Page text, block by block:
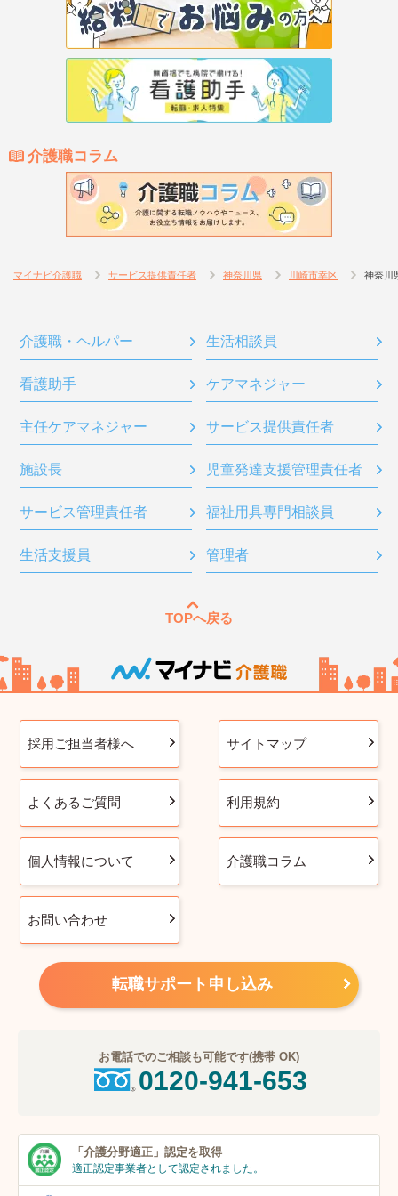
介護職コラム
マイナビ介護職 サービス提供責任者 神奈川県 川崎市幸区 神奈川
介護職・ヘルパー 生活相談員
看護助手 ケアマネジャー
主任ケアマネジャー サービス提供責任者
施設長 児童発達支援管理責任者
サービス管理責任者 福祉用具専門相談員
生活支援員 管理者
TOPへ戻る
採用ご担当者様へ サイトマップ
よくあるご質問 利用規約
個人情報について 介護職コラム
お問い合わせ
転職サポート申し込み
お電話でのご相談も可能です(携帯 OK)
0120-941-653
「介護分野適正」 認定を取得
適正認定事業者として認定されました。